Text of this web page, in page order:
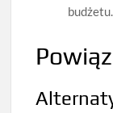
budżetu.